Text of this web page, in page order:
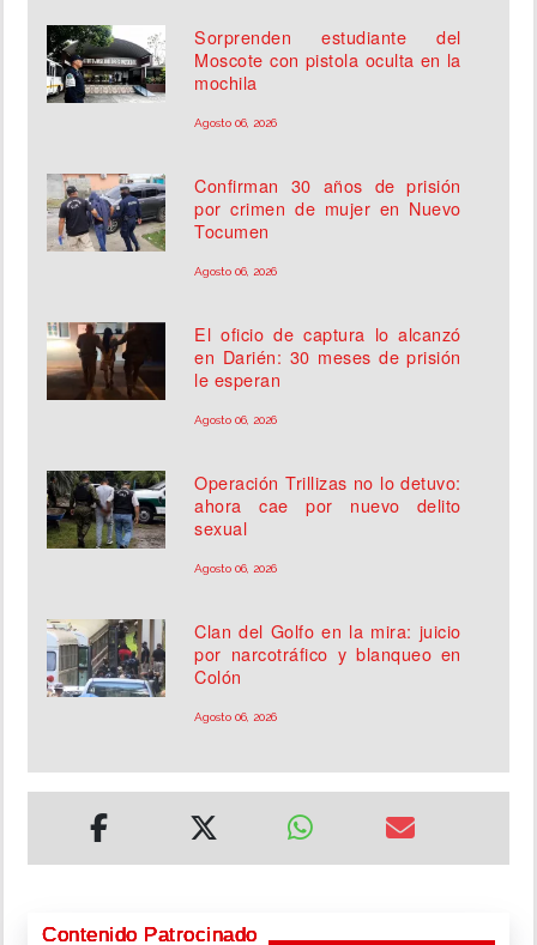
Sorprenden estudiante del
Moscote con pistola oculta en la
mochila
Agosto 06, 2026
Confirman 30 años de prisión
por crimen de mujer en Nuevo
Tocumen
Agosto 06, 2026
El oficio de captura lo alcanzó
en Darién: 30 meses de prisión
le esperan
Agosto 06, 2026
Operación Trillizas no lo detuvo:
ahora cae por nuevo delito
sexual
Agosto 06, 2026
Clan del Golfo en la mira: juicio
por narcotráfico y blanqueo en
Colón
Agosto 06, 2026
Contenido Patrocinado